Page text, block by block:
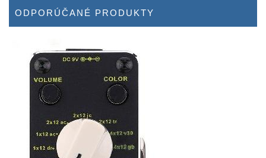
ODPORÚČANÉ PRODUKTY